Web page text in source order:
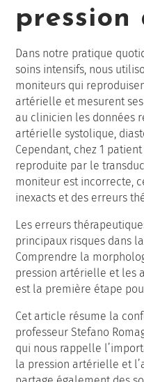
Dans notre pratique
soins intensifs, nous
moniteurs qui
artérielle et mesurent
au clinicien les données
artérielle systolique,
Cependant, chez 1
reproduite par le
moniteur est incorrecte,
inexacts et des erreurs
Les erreurs
principaux risques dans
Comprendre la
pression artérielle et les
est la première étape
Cet article résume la
professeur Stefano
qui nous rappelle
la pression artérielle et